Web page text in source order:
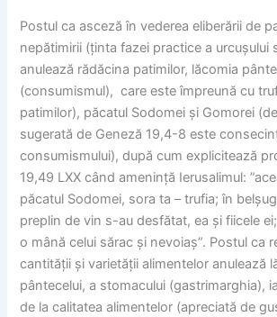
Postul ca asceză în vederea eliberării de
nepătimirii (ținta fazei practice a urcușului
anulează rădăcina patimilor, lăcomia
(consumismul), care este împreună cu
patimilor), păcatul Sodomei și Gomorei
sugerată de Geneză 19,4-8 este
consumismului), după cum explicitează
19,49 LXX când amenință Ierusalimul:
păcatul Sodomei, sora ta – trufia; în
preplin de vin s-au desfătat, ea și fiicele
o mână celui sărac și nevoiaș”. Postul ca
cantității și varietății alimentelor anulează
pântecelui, a stomacului (gastrimarghia),
de la calitatea alimentelor (apreciată de